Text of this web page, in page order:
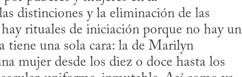
distinciones y la eliminación de las
rituales de iniciación porque no hay un
una sola cara: la de Marilyn
mujer desde los diez o doce hasta los